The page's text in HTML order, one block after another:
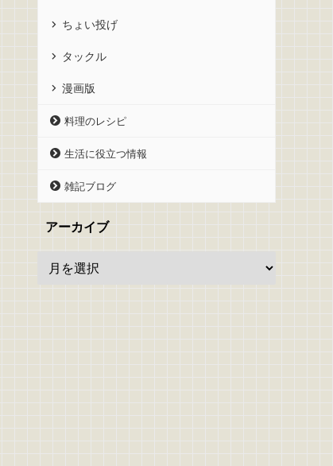
ちょい投げ
タックル
漫画版
料理のレシピ
生活に役立つ情報
雑記ブログ
アーカイブ